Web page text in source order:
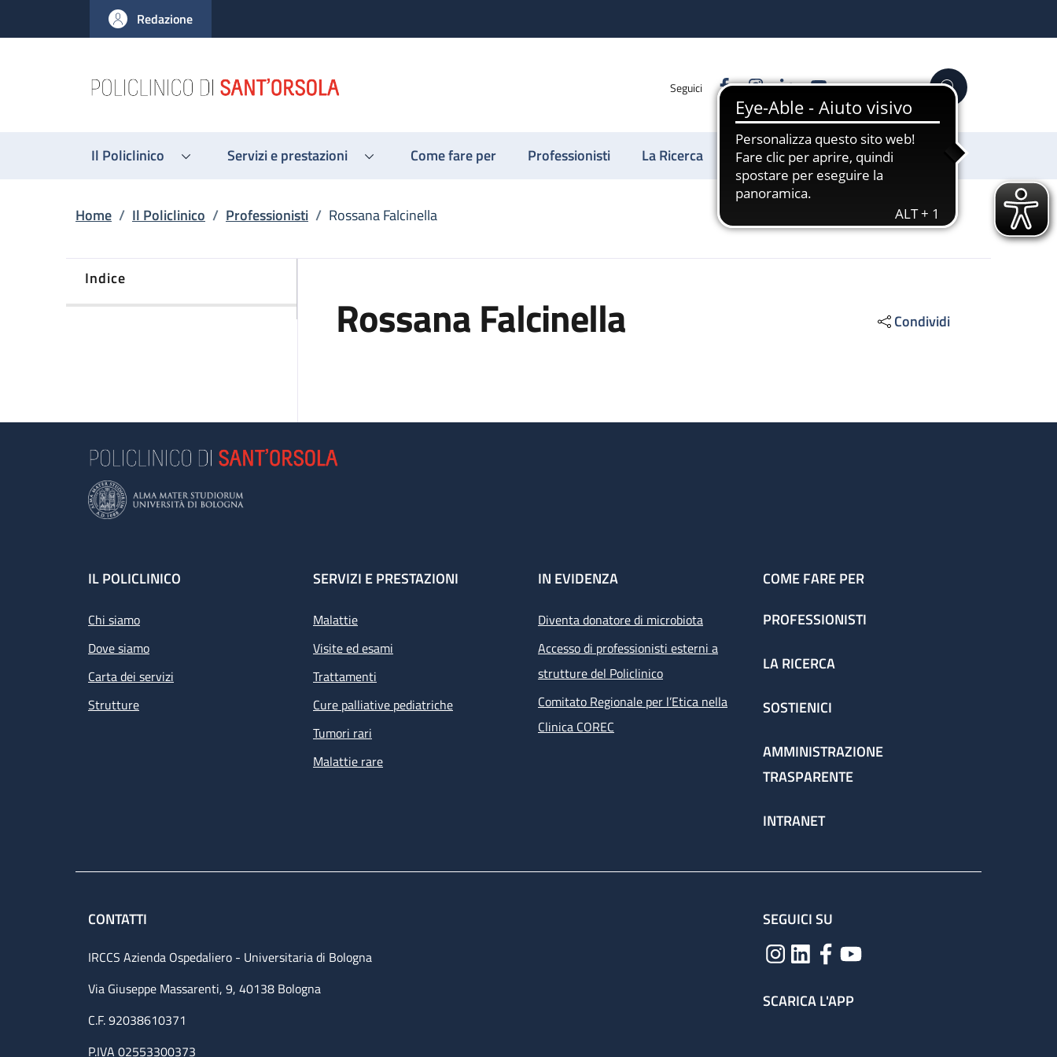
al contenuto principale
to footer content
Redazione
Seguici FacebookInstagram
LinkedinYouTube Cerca
Il Policlinico Servizi e prestazioni Come fare per Professionisti La Ricerca Sostienici
Briciole di pane
Home / Il Policlinico / Professionisti / Rossana Falcinella
Indice
Rossana Falcinella Condividi
Footer
IL POLICLINICO
Chi siamo
Dove siamo
Carta dei servizi
Strutture
SERVIZI E PRESTAZIONI
Malattie
Visite ed esami
Trattamenti
Cure palliative pediatriche
Tumori rari
Malattie rare
IN EVIDENZA
Diventa donatore di microbiota
Accesso di professionisti esterni a
strutture del Policlinico
Comitato Regionale per l’Etica nella
Clinica COREC
COME FARE PER
PROFESSIONISTI
LA RICERCA
SOSTIENICI
AMMINISTRAZIONE
TRASPARENTE
INTRANET
CONTATTI
IRCCS Azienda Ospedaliero - Universitaria di Bologna
Via Giuseppe Massarenti, 9, 40138 Bologna
C.F. 92038610371
P.IVA 02553300373
SEGUICI SU
SCARICA L'APP